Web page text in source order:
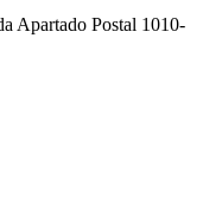
Apartado Postal 1010-